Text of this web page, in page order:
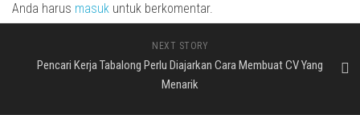
Anda harus masuk untuk berkomentar.
NEXT STORY
Pencari Kerja Tabalong Perlu Diajarkan Cara Membuat CV Yang
Menarik